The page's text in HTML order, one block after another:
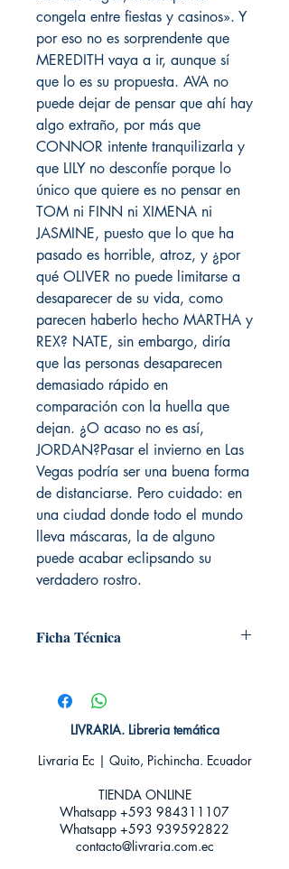
congela entre fiestas y casinos». Y
por eso no es sorprendente que
MEREDITH vaya a ir, aunque sí
que lo es su propuesta. AVA no
puede dejar de pensar que ahí hay
algo extraño, por más que
CONNOR intente tranquilizarla y
que LILY no desconfíe porque lo
único que quiere es no pensar en
TOM ni FINN ni XIMENA ni
JASMINE, puesto que lo que ha
pasado es horrible, atroz, y ¿por
qué OLIVER no puede limitarse a
desaparecer de su vida, como
parecen haberlo hecho MARTHA y
REX? NATE, sin embargo, diría
que las personas desaparecen
demasiado rápido en
comparación con la huella que
dejan. ¿O acaso no es así,
JORDAN?Pasar el invierno en Las
Vegas podría ser una buena forma
de distanciarse. Pero cuidado: en
una ciudad donde todo el mundo
lleva máscaras, la de alguno
puede acabar eclipsando su
verdadero rostro.
Ficha Técnica
Editorial: Nocturna ediciones
Idioma: Castellano
Encuadernación: Tapa blanda
Categoría: Novela juvenil
LIVRARIA. Libreria temática
Livraria Ec | Quito, Pichincha. Ecuador
TIENDA ONLINE​
Whatsapp +593 984311107
Whatsapp +593 939592822
contacto@livraria.com.ec